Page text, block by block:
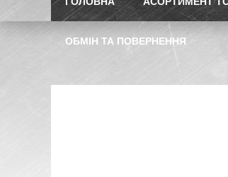
ОБМІН ТА ПОВЕРНЕННЯ